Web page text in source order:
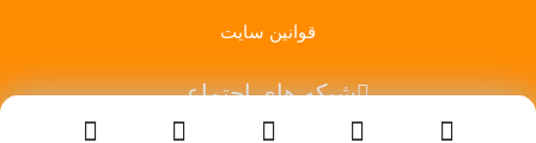
قوانین سایت
شبکه های اجتماعی